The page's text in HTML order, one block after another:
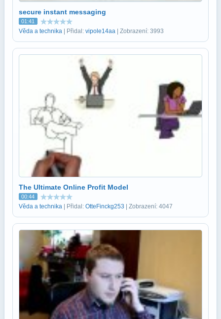
secure instant messaging
01:41
Věda a technika | Přidal: vipole14aa | Zobrazení: 3993
The Ultimate Online Profit Model
00:44
Věda a technika | Přidal: OtteFinckg253 | Zobrazení: 4047